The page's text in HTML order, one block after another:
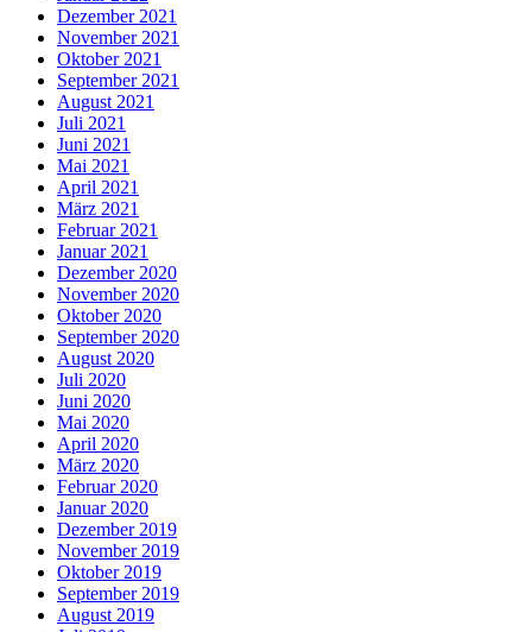
Dezember 2021
November 2021
Oktober 2021
September 2021
August 2021
Juli 2021
Juni 2021
Mai 2021
April 2021
März 2021
Februar 2021
Januar 2021
Dezember 2020
November 2020
Oktober 2020
September 2020
August 2020
Juli 2020
Juni 2020
Mai 2020
April 2020
März 2020
Februar 2020
Januar 2020
Dezember 2019
November 2019
Oktober 2019
September 2019
August 2019